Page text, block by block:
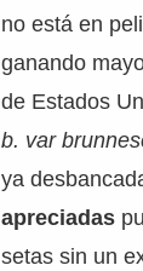
no está en
ganando
de Estados
b. var
ya
apreciadas
setas sin un